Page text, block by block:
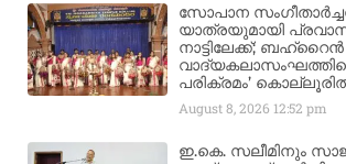
സോപാന
യാത്രയുമായി
നാട്ടിലേക്ക്;
പരിക്രമം’
August 8, 2026 12:52 pm
ഇ.കെ. സലീമിനും